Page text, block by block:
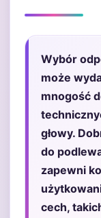
Wybór
może
mnogość
głowy.
do
zapewni
cech,